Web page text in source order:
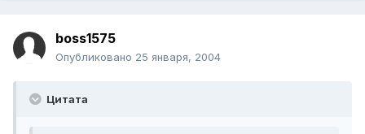
boss1575
Опубликовано 25 января, 2004
Цитата